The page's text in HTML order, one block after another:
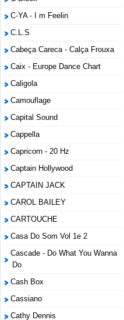
C-YA - I m Feelin
C.L.S
Cabeça Careca - Calça Frouxa
Caix - Europe Dance Chart
Caligola
Camouflage
Capital Sound
Cappella
Capricorn - 20 Hz
Captain Hollywood
CAPTAIN JACK
CAROL BAILEY
CARTOUCHE
Casa Do Som Vol 1e 2
Cascade - Do What You Wanna
Do
Cash Box
Cassiano
Cathy Dennis